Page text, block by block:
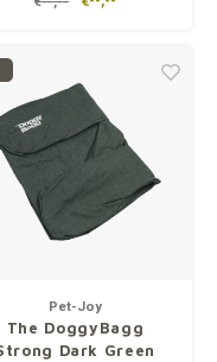
unserer Hundebetten.
mit "STRONG"-
Beschichtung sind darauf
ausgelegt,
Pet-Joy
The DoggyBagg
Dark Green